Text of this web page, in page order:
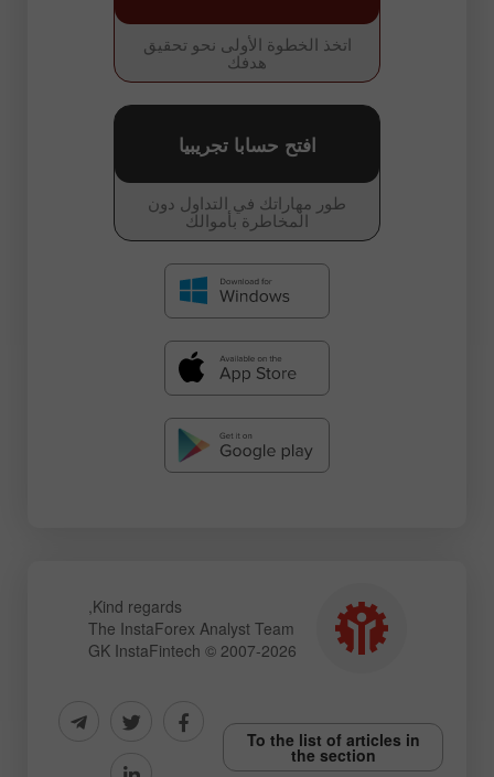
اتخذ الخطوة الأولى نحو تحقيق
هدفك
طور مهاراتك في التداول دون
المخاطرة بأموالك
افتح حسابا تجريبيا
Kind regards,
The InstaForex Analyst Team
GK InstaFintech © 2007-2026
To the list of articles in
the section